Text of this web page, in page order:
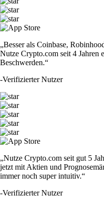
„Besser als Coinbase,
Nutze Crypto.com seit 4 Jahren
Beschwerden.“
-Verifizierter Nutzer
„Nutze Crypto.com seit gut 5
jetzt mit Aktien und
immer noch super intuitiv.“
-Verifizierter Nutzer